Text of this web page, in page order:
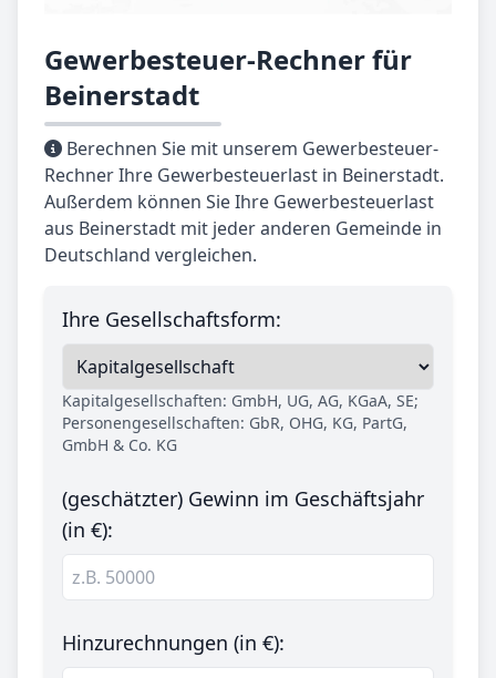
Gewerbesteuer-Rechner für
Beinerstadt
Berechnen Sie mit unserem Gewerbesteuer-
Rechner Ihre Gewerbesteuerlast in Beinerstadt.
Außerdem können Sie Ihre Gewerbesteuerlast
aus Beinerstadt mit jeder anderen Gemeinde in
Deutschland vergleichen.
Ihre Gesellschaftsform:
Kapitalgesellschaften: GmbH, UG, AG, KGaA, SE;
Personengesellschaften: GbR, OHG, KG, PartG,
GmbH & Co. KG
(geschätzter) Gewinn im Geschäftsjahr
(in €):
Hinzurechnungen (in €):